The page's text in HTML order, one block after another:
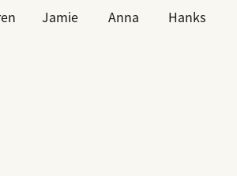
Jamie Anna Hanks